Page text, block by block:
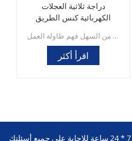
دراجة ثلاثية العجلات
الكهربائية كنس الطريق
وظائف المنتج ونقاط التعليق 1. الغبار ، الرمل ، الحجر ، الأوراق ، الأغصان ، المواد الصلبة العالقة ، زجاجات المشروبات والسجائر ، البراغي والصواميل ، ونظام الرش يمكن تنظيفها لتجنب الغبار.2. مُجهزة بواجهة إمداد مياه إطفاء الحرائق ، وسرعة إمداد المياه سريعة ، ويمكن استخدام مكافحة الحرائق البلدية على طول الطريق في أي وقت ؛3. إنها مُجهزة بمروحة كهربائية من نوع السقف ، والتي يمكنها الدوران إلى اليسار واليمين ، والأمام والخلف ، ومجهزة بجهاز تشغيل وإيقاف غير مزود بالطاقة.4. تصميم أنسنة ، من السهل فهم طاولة العمل.
اقرأ أكثر